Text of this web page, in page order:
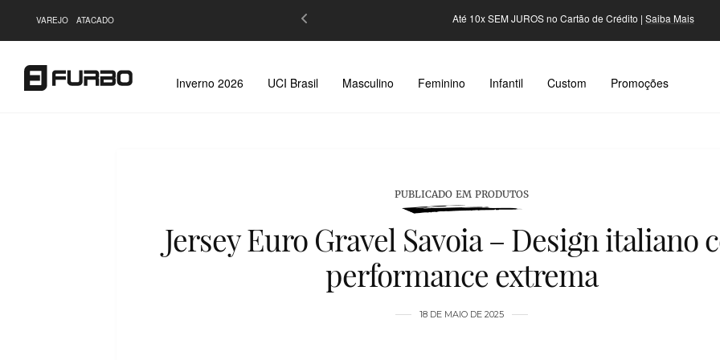
VAREJO ATACADO
no Cartão de Crédito | 5% OFF em pagamentos via PIX |Saiba Mais
Inverno 2026 UCI Brasil Masculino Feminino Infantil Custom Promoções
PUBLICADO EM PRODUTOS
Jersey Euro Gravel Savoia – Design italiano
performance extrema
18 DE MAIO DE 2025